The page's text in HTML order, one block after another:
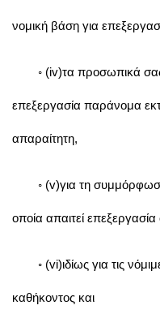
νομική βάση για
◦ (iv)τα προσωπικά σας
επεξεργασία παράνομα
απαραίτητη,
◦ (v)για τη
οποία απαιτεί
◦ (vi)ιδίως για τις
καθήκοντος και